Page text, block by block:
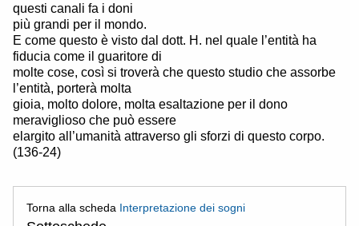
questi canali fa i doni
più grandi per il mondo.
E come questo è visto dal dott. H. nel quale l’entità ha
fiducia come il guaritore di
molte cose, così si troverà che questo studio che assorbe
l’entità, porterà molta
gioia, molto dolore, molta esaltazione per il dono
meraviglioso che può essere
elargito all’umanità attraverso gli sforzi di questo corpo.
(136-24)
Torna alla scheda Interpretazione dei sogni